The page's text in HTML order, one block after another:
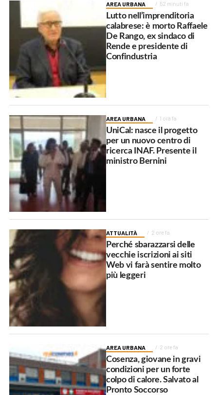
AREA URBANA 52 minuti fa
Lutto nell’imprenditoria
calabrese: è morto Raffaele
De Rango, ex sindaco di
Rende e presidente di
Confindustria
AREA URBANA 1 ora fa
UniCal: nasce il progetto
per un nuovo centro di
ricerca INAF. Presente il
ministro Bernini
ATTUALITÀ 2 ore fa
Perché sbarazzarsi delle
vecchie iscrizioni ai siti
Web vi farà sentire molto
più leggeri
AREA URBANA 2 ore fa
Cosenza, giovane in gravi
condizioni per un forte
colpo di calore. Salvato al
Pronto Soccorso